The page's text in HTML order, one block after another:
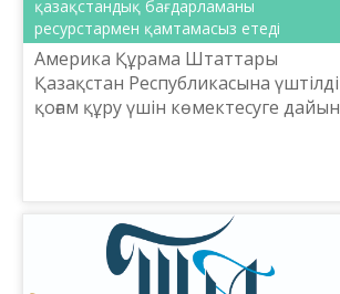
қазақстандық бағдарламаны
ресурстармен қамтамасыз етеді
Америка Құрама Штаттары
Қазақстан Республикасына үштілді
қоғам құру үшін көмектесуге дайын